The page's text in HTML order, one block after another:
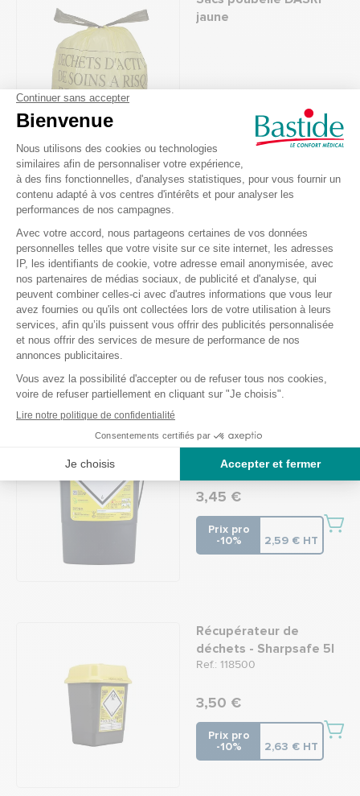
jaune
Récupérateur de
Ref.: 117098
2,80 €
Prix pro
-10%
2,10 € HT
déchets 0.45L 5G
Ref.: 116609
3,45 €
Prix pro
-10%
2,59 € HT
Récupérateur de
déchets - Sharpsafe 5l
Ref.: 118500
3,50 €
Prix pro
-10%
2,63 € HT